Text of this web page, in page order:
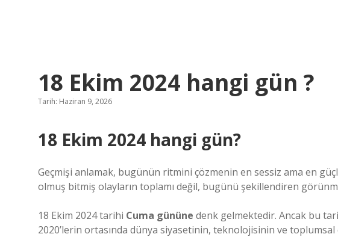
18 Ekim 2024 hangi gün ?
Tarih: Haziran 9, 2026
18 Ekim 2024 hangi gün?
Geçmişi anlamak, bugünün ritmini çözmenin en sessiz ama en
olmuş bitmiş olayların toplamı değil, bugünü şekillendiren
18 Ekim 2024 tarihi Cuma gününe denk gelmektedir. Ancak bu
2020’lerin ortasında dünya siyasetinin, teknolojisinin ve